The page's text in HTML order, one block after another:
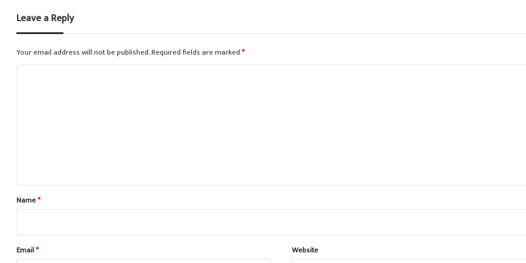
Leave a Reply
Your email address will not be published.Required fields are marked*
*
Name*
Email* Website